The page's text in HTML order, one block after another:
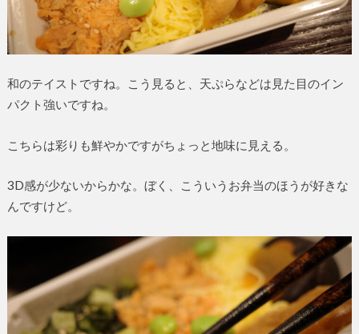
和のテイストですね。こう見ると、天ぷらなどは見た目のイン
パクト強いですね。
こちらは彩りも鮮やかですがちょっと地味に見える。
3D感が少ないからかな。ぼく、こういうお弁当のほうが好きな
んですけど。